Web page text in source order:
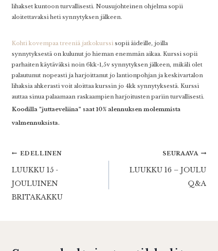
lihakset kuntoon turvallisesti. Nousujohteinen ohjelma sopii
aloitettavaksi heti synnytyksen jälkeen.
Kohti kovempaa treeniä jatkokurssi sopii äideille, joilla
synnytyksestä on kulunut jo hieman enemmän aikaa. Kurssi sopii
parhaiten käytäväksi noin 6kk-1,5v synnytyksen jälkeen, mikäli olet
palautunut nopeasti ja harjoittanut jo lantionpohjan ja keskivartalon
lihaksia ahkerasti voit aloittaa kurssin jo 4kk synnytyksestä. Kurssi
auttaa sinua palaamaan raskaampien harjoitusten pariin turvallisesti.
Koodilla ”juttaeveliina” saat 10% alennuksen molemmista
valmennuksista.
Artikkelien
selaus
EDELLINEN
LUUKKU 15 -
JOULUINEN
BRITAKAKKU
SEURAAVA
LUUKKU 16 – JOULU
Q&A